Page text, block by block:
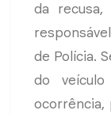
da recusa,
de Polícia.
do
ocorrência,